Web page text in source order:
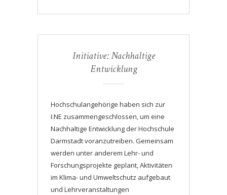
Initiative: Nachhaltige
Entwicklung
Hochschulangehörige haben sich zur
I:NE zusammengeschlossen, um eine
Nachhaltige Entwicklung der Hochschule
Darmstadt voranzutreiben. Gemeinsam
werden unter anderem Lehr- und
Forschungsprojekte geplant, Aktivitäten
im Klima- und Umweltschutz aufgebaut
und Lehrveranstaltungen